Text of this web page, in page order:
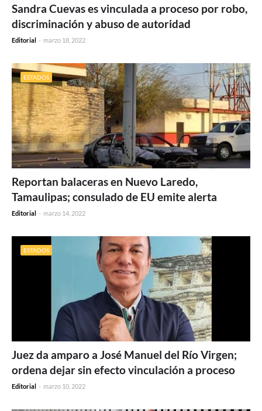
Sandra Cuevas es vinculada a proceso por robo,
discriminación y abuso de autoridad
Editorial - marzo 18, 2022
ESTADOS
Reportan balaceras en Nuevo Laredo,
Tamaulipas; consulado de EU emite alerta
Editorial - marzo 14, 2022
ESTADOS
Juez da amparo a José Manuel del Río Virgen;
ordena dejar sin efecto vinculación a proceso
Editorial - marzo 10, 2022